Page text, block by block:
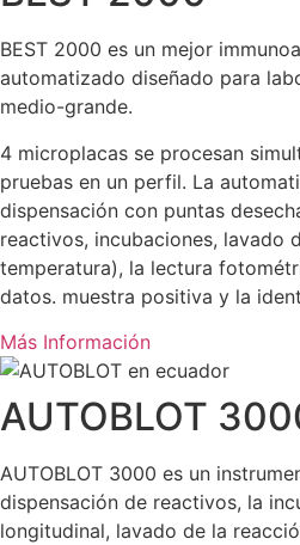
BEST 2000 es un mejor
automatizado diseñado para
medio-grande.
4 microplacas se procesan
pruebas en un perfil. La
dispensación con puntas
reactivos, incubaciones, lavado
temperatura), la lectura
datos. muestra positiva y la
Más Información
AUTOBLOT
AUTOBLOT 3000 es un
dispensación de reactivos, la
longitudinal, lavado de la